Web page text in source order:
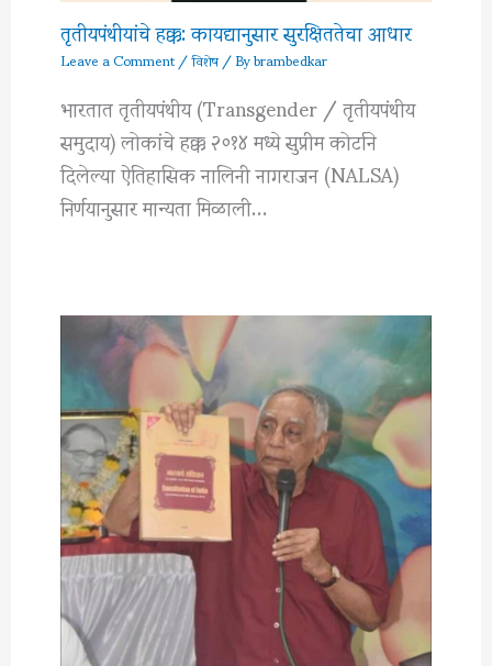
तृतीयपंथीयांचे हक्क: कायद्यानुसार सुरक्षिततेचा आधार
Leave a Comment/विशेष/ Bybrambedkar
भारतात तृतीयपंथीय (Transgender / तृतीयपंथीय
समुदाय) लोकांचे हक्क २०१४ मध्ये सुप्रीम कोर्टाने
दिलेल्या ऐतिहासिक नालिनी नागराजन (NALSA)
निर्णयानुसार मान्यता मिळाली…